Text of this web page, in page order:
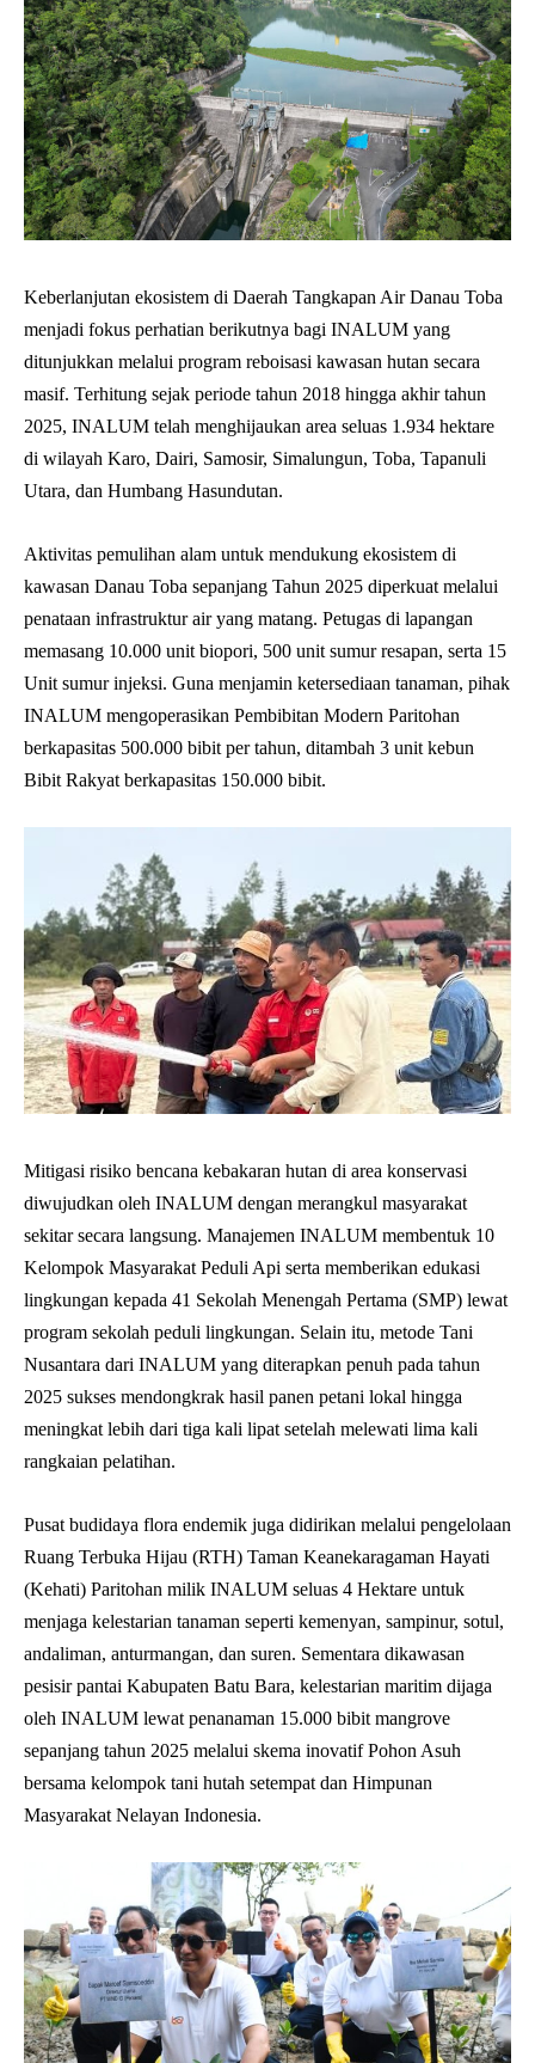
Keberlanjutan ekosistem di Daerah Tangkapan Air Danau Toba
menjadi fokus perhatian berikutnya bagi INALUM yang
ditunjukkan melalui program reboisasi kawasan hutan secara
masif. Terhitung sejak periode tahun 2018 hingga akhir tahun
2025, INALUM telah menghijaukan area seluas 1.934 hektare
di wilayah Karo, Dairi, Samosir, Simalungun, Toba, Tapanuli
Utara, dan Humbang Hasundutan.
Aktivitas pemulihan alam untuk mendukung ekosistem di
kawasan Danau Toba sepanjang Tahun 2025 diperkuat melalui
penataan infrastruktur air yang matang. Petugas di lapangan
memasang 10.000 unit biopori, 500 unit sumur resapan, serta 15
Unit sumur injeksi. Guna menjamin ketersediaan tanaman, pihak
INALUM mengoperasikan Pembibitan Modern Paritohan
berkapasitas 500.000 bibit per tahun, ditambah 3 unit kebun
Bibit Rakyat berkapasitas 150.000 bibit.
Mitigasi risiko bencana kebakaran hutan di area konservasi
diwujudkan oleh INALUM dengan merangkul masyarakat
sekitar secara langsung. Manajemen INALUM membentuk 10
Kelompok Masyarakat Peduli Api serta memberikan edukasi
lingkungan kepada 41 Sekolah Menengah Pertama (SMP) lewat
program sekolah peduli lingkungan. Selain itu, metode Tani
Nusantara dari INALUM yang diterapkan penuh pada tahun
2025 sukses mendongkrak hasil panen petani lokal hingga
meningkat lebih dari tiga kali lipat setelah melewati lima kali
rangkaian pelatihan.
Pusat budidaya flora endemik juga didirikan melalui pengelolaan
Ruang Terbuka Hijau (RTH) Taman Keanekaragaman Hayati
(Kehati) Paritohan milik INALUM seluas 4 Hektare untuk
menjaga kelestarian tanaman seperti kemenyan, sampinur, sotul,
andaliman, anturmangan, dan suren. Sementara dikawasan
pesisir pantai Kabupaten Batu Bara, kelestarian maritim dijaga
oleh INALUM lewat penanaman 15.000 bibit mangrove
sepanjang tahun 2025 melalui skema inovatif Pohon Asuh
bersama kelompok tani hutah setempat dan Himpunan
Masyarakat Nelayan Indonesia.